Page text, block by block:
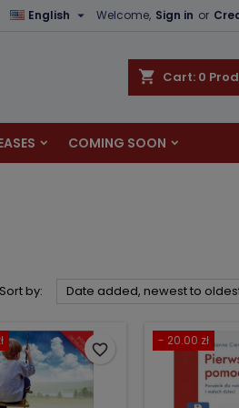
Welcome, Sign in or
English 
shopping_cart Cart: 0
COMING SOON
Sort by: Date added, newest to
favorite_border
- 20.00 zł